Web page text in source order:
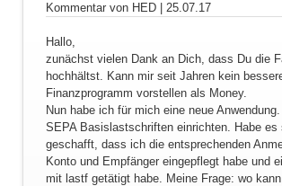
Kommentar von HED | 25.07.17
Hallo,
zunächst vielen Dank an Dich, dass Du die
hochhältst. Kann mir seit Jahren kein
Finanzprogramm vorstellen als Money.
Nun habe ich für mich eine neue
SEPA Basislastschriften einrichten. Habe es
geschafft, dass ich die entsprechenden
Konto und Empfänger eingepflegt habe und
mit lastf getätigt habe. Meine Frage: wo